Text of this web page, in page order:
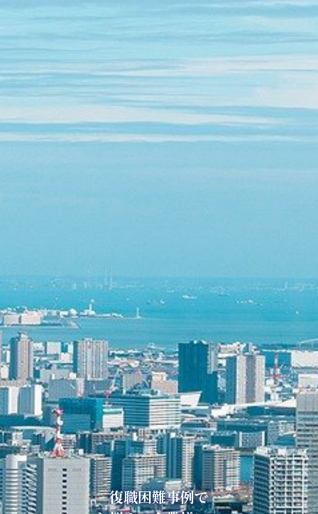
復職困難事例で
復職困難事例で